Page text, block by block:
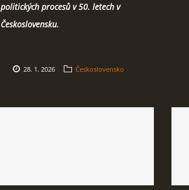
politických procesů v 50. letech v
Československu.
28. 1. 2026 Československo